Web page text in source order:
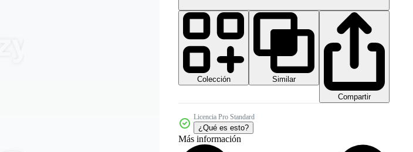
Colección
Similar
Compartir
Licencia Pro Standard
¿Qué es esto?
Más información